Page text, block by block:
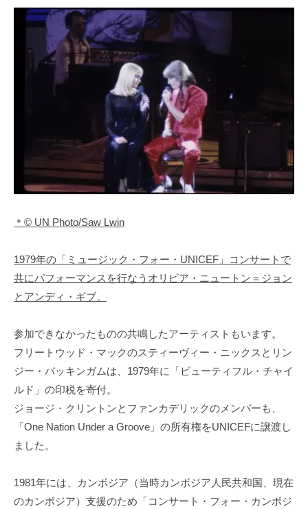
＊© UN Photo/Saw Lwin
1979年の「ミュージック・フォー・UNICEF」コンサートで
共にパフォーマンスを行なうオリビア・ニュートン＝ジョン
とアンディ・ギブ。
参加できなかったものの共鳴したアーティストもいます。
フリートウッド・マックのスティーヴィー・ニックスとリン
ジー・バッキンガムは、1979年に「ビューティフル・チャイ
ルド」の印税を寄付。
ジョージ・クリントンとファンカデリックのメンバーも、
「One Nation Under a Groove」の所有権をUNICEFに譲渡し
ました。
1981年には、カンボジア（当時カンボジア人民共和国、現在
のカンボジア）支援のため「コンサート・フォー・カンボジ